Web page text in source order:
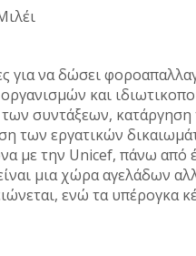
για να δώσει
και
συντάξεων, κατάργηση
των εργατικών
με την Unicef, πάνω από
μια χώρα αγελάδων
ενώ τα υπέρογκα